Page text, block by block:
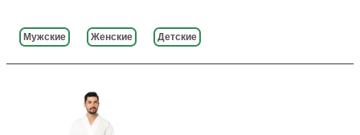
Мужские Женские Детские